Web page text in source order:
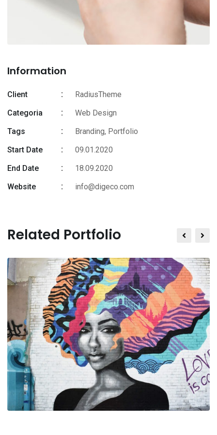
Information
Client
RadiusTheme
Categoria
Web Design
Tags
Branding, Portfolio
Start Date
09.01.2020
End Date
18.09.2020
Website
info@digeco.com
Related Portfolio